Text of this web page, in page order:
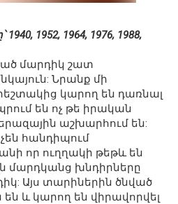
1952, 1964, 1976, 1988,
մարդիկ շատ
Նրանք մի
կարող են դառնալ
են ոչ թե իրական
աշխարհում են:
հանդիպում
որ ուղղակի թեթև են
մարդկանց խնդիրները
Այս տարիներին ծնված
և կարող են վիրավորվել